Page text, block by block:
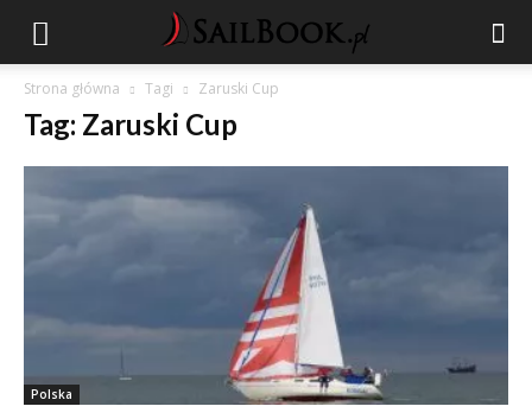
Strona główna Tagi Zaruski Cup
Tag: Zaruski Cup
Polska